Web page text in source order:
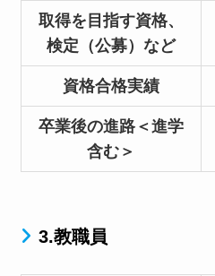
取得を目指す資格、
検定（公募）など
資格合格実績
卒業後の進路＜進学
含む＞
3.教職員